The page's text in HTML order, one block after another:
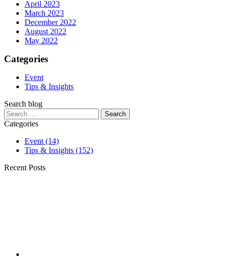
April 2023
March 2023
December 2022
August 2022
May 2022
Categories
Event
Tips & Insights
Search blog
Search
for:
Categories
Event (14)
Tips & Insights (152)
Recent Posts